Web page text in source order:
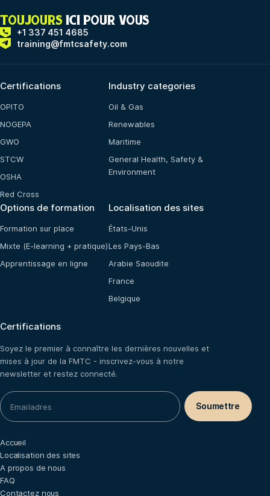
TOUJOURS ICI POUR VOUS
+1 337 451 4685
training@fmtcsafety.com
Certifications
OPITO
NOGEPA
GWO
STCW
OSHA
Red Cross
Industry categories
Oil & Gas
Renewables
Maritime
General Health, Safety &
Environment
Options de formation
Formation sur place
Mixte (E-learning + pratique)
Apprentissage en ligne
Localisation des sites
États-Unis
Les Pays-Bas
Arabie Saoudite
France
Belgique
Certifications
Soyez le premier à connaître les dernières nouvelles et
mises à jour de la FMTC - inscrivez-vous à notre
newsletter et restez connecté.
Accueil
Localisation des sites
A propos de nous
FAQ
Contactez nous